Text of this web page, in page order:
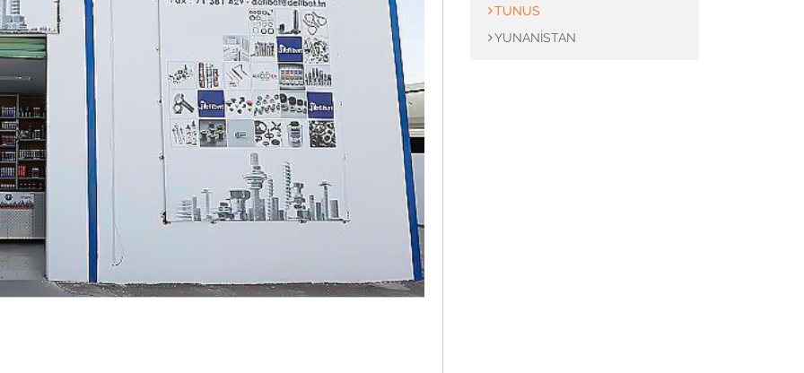
Mil Ucu Bağlantı Parçaları
Yataklı Rulmanlar
Bilyalı Masaüstü Taşıyıcılar
Vidalı Mil Ucu Yatakları
Vidalı Mil Somun Gövdeleri
Hız Ayar panoları
Otomasyon Panosu
Motorlar ve Sürücüler
TUNUS
YUNANISTAN